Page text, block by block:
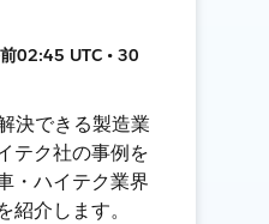
02:45 UTC • 30
決できる製造業
テク社の事例を
・ハイテク業界
紹介します。